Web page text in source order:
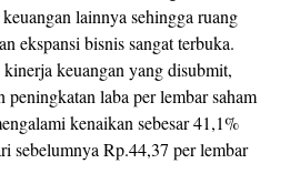
lainnya sehingga ruang
ekspansi bisnis sangat terbuka.
keuangan yang disubmit,
laba per lembar saham
kenaikan sebesar 41,1%
sebelumnya Rp.44,37 per lembar